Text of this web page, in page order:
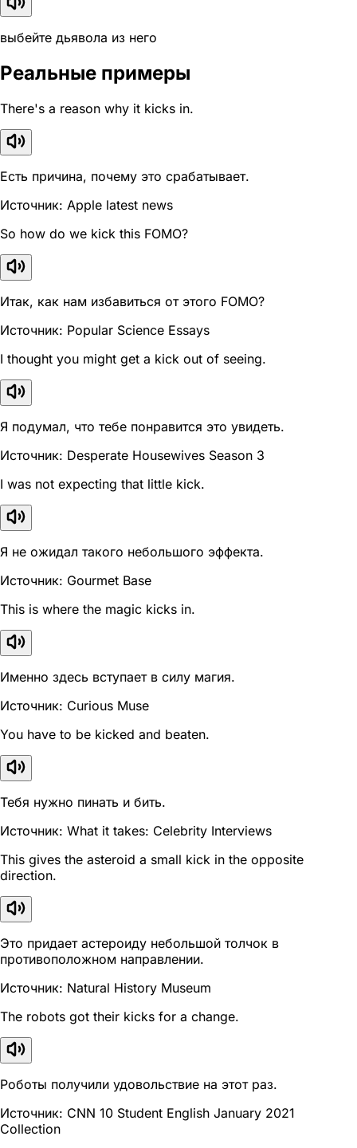
выбейте дьявола из него
Реальные примеры
There's a reason why it kicks in.
Есть причина, почему это срабатывает.
Источник: Apple latest news
So how do we kick this FOMO?
Итак, как нам избавиться от этого FOMO?
Источник: Popular Science Essays
I thought you might get a kick out of seeing.
Я подумал, что тебе понравится это увидеть.
Источник: Desperate Housewives Season 3
I was not expecting that little kick.
Я не ожидал такого небольшого эффекта.
Источник: Gourmet Base
This is where the magic kicks in.
Именно здесь вступает в силу магия.
Источник: Curious Muse
You have to be kicked and beaten.
Тебя нужно пинать и бить.
Источник: What it takes: Celebrity Interviews
This gives the asteroid a small kick in the opposite
direction.
Это придает астероиду небольшой толчок в
противоположном направлении.
Источник: Natural History Museum
The robots got their kicks for a change.
Роботы получили удовольствие на этот раз.
Источник: CNN 10 Student English January 2021
Collection